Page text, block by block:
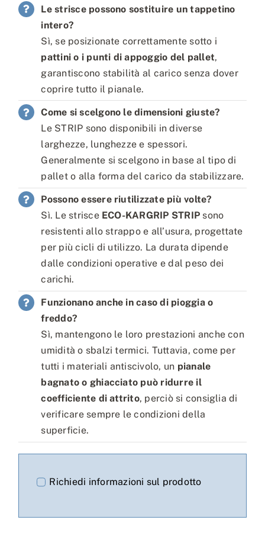
Le strisce possono sostituire un tappetino
intero?
Sì, se posizionate correttamente sotto i
pattini o i punti di appoggio del pallet,
garantiscono stabilità al carico senza dover
coprire tutto il pianale.
Come si scelgono le dimensioni giuste?
Le STRIP sono disponibili in diverse
larghezze, lunghezze e spessori.
Generalmente si scelgono in base al tipo di
pallet o alla forma del carico da stabilizzare.
Possono essere riutilizzate più volte?
Sì. Le strisce ECO-KARGRIP STRIP sono
resistenti allo strappo e all’usura, progettate
per più cicli di utilizzo. La durata dipende
dalle condizioni operative e dal peso dei
carichi.
Funzionano anche in caso di pioggia o
freddo?
Sì, mantengono le loro prestazioni anche con
umidità o sbalzi termici. Tuttavia, come per
tutti i materiali antiscivolo, un pianale
bagnato o ghiacciato può ridurre il
coefficiente di attrito, perciò si consiglia di
verificare sempre le condizioni della
superficie.
Richiedi informazioni sul prodotto